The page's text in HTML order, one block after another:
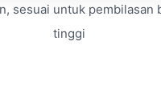
sesuai untuk pembilasan
tinggi